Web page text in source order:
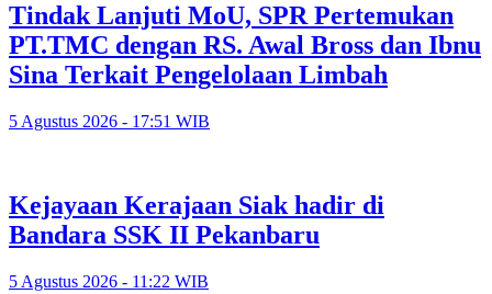
Tindak Lanjuti MoU, SPR Pertemukan
PT.TMC dengan RS. Awal Bross dan Ibnu
Sina Terkait Pengelolaan Limbah
5 Agustus 2026 - 17:51 WIB
Kejayaan Kerajaan Siak hadir di
Bandara SSK II Pekanbaru
5 Agustus 2026 - 11:22 WIB